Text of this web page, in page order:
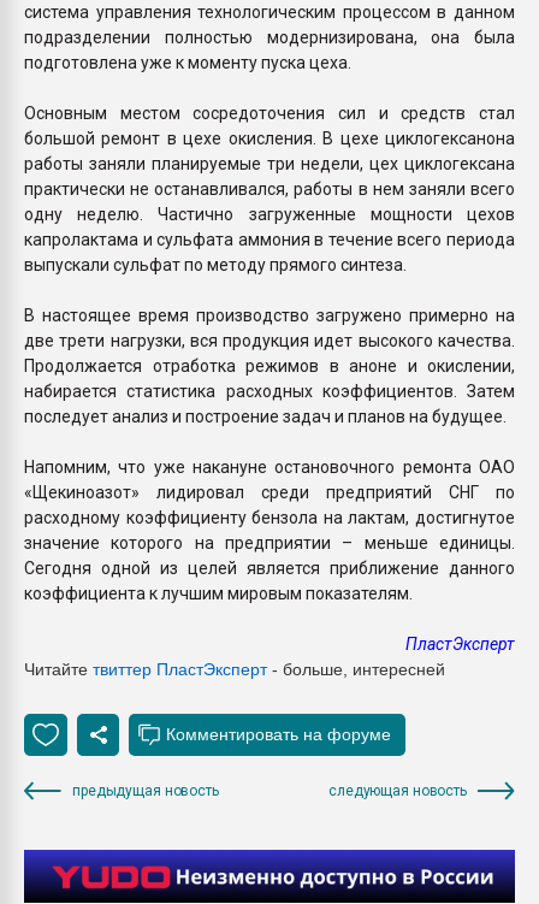
система управления технологическим процессом в данном
подразделении полностью модернизирована, она была
подготовлена уже к моменту пуска цеха.
Основным местом сосредоточения сил и средств стал
большой ремонт в цехе окисления. В цехе циклогексанона
работы заняли планируемые три недели, цех циклогексана
практически не останавливался, работы в нем заняли всего
одну неделю. Частично загруженные мощности цехов
капролактама и сульфата аммония в течение всего периода
выпускали сульфат по методу прямого синтеза.
В настоящее время производство загружено примерно на
две трети нагрузки, вся продукция идет высокого качества.
Продолжается отработка режимов в аноне и окислении,
набирается статистика расходных коэффициентов. Затем
последует анализ и построение задач и планов на будущее.
Напомним, что уже накануне остановочного ремонта ОАО
«Щекиноазот» лидировал среди предприятий СНГ по
расходному коэффициенту бензола на лактам, достигнутое
значение которого на предприятии – меньше единицы.
Сегодня одной из целей является приближение данного
коэффициента к лучшим мировым показателям.
ПластЭксперт
Читайте твиттер ПластЭксперт- больше, интересней
предыдущая новость следующая новость